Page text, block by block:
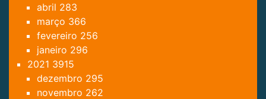
abril 283
março 366
fevereiro 256
janeiro 296
2021 3915
dezembro 295
novembro 262